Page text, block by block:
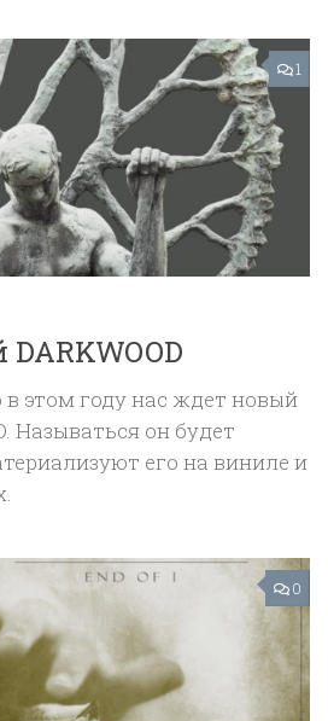
1
в этом году нас ждет новый
Называться он будет
его на виниле и
0